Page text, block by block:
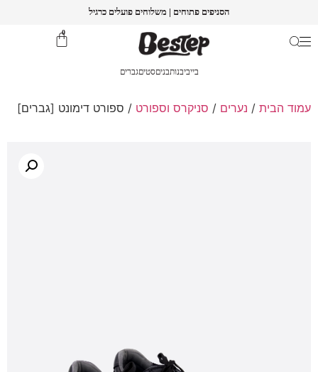
הסניפים פתוחים | משלוחים פועלים כרגיל
0
בייביבנותבניםסטיםגברים
עמוד הבית / נערים / סניקרס וספורט / ספורט דימונט [גברים]